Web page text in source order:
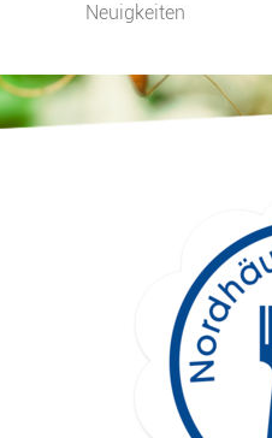
Neuigkeiten